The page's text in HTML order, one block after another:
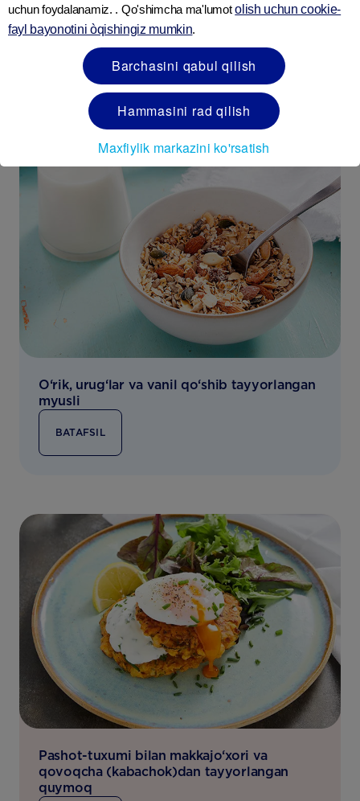
Uyda tayyorlangan loviya va feta pishlog’i
bilan pishirilgan shirin kartoshka
BATAFSIL
O‘rik, urug‘lar va vanil qo‘shib tayyorlangan
myusli
BATAFSIL
Pashot-tuxumi bilan makkajo‘xori va
qovoqcha (kabachok)dan tayyorlangan
quymoq
uchun foydalanamiz. . Qo'shimcha ma'lumotolish uchun cookie-
fayl bayonotini òqishingiz mumkin.
Barchasini qabul qilish
Hammasini rad qilish
Maxfiylik markazini ko'rsatish